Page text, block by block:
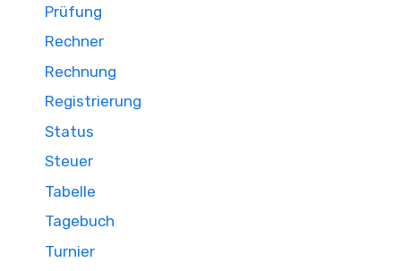
Prüfung
Rechner
Rechnung
Registrierung
Status
Steuer
Tabelle
Tagebuch
Turnier